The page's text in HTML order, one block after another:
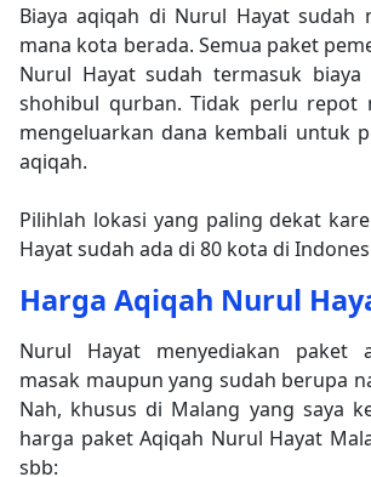
Biaya aqiqah di Nurul Hayat sudah
mana kota berada. Semua paket
Nurul Hayat sudah termasuk
shohibul qurban. Tidak perlu repot
mengeluarkan dana kembali untuk
aqiqah.
Pilihlah lokasi yang paling dekat
Hayat sudah ada di 80 kota di
Harga Aqiqah Nurul
Nurul Hayat menyediakan paket
masak maupun yang sudah berupa
Nah, khusus di Malang yang saya
harga paket Aqiqah Nurul Hayat
sbb: